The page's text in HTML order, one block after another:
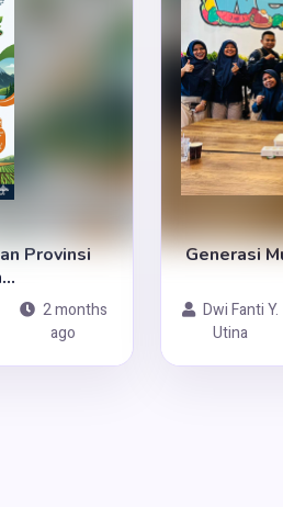
Provinsi
2 months
ago
Generasi
Dwi Fanti Y.
Utina